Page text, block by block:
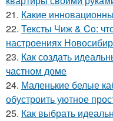
21. Какие
22. Тексты Чиж & Co:
настроениях
23. Как создать
частном доме
24. Маленькие белые
обустроить уютное
25. Как выбрать